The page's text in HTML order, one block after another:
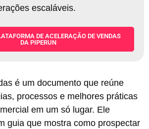
escaláveis.
DE ACELERAÇÃO DE VENDAS
DA PIPERUN
é um documento que reúne
processos e melhores práticas
em um só lugar. Ele
guia que mostra como prospectar